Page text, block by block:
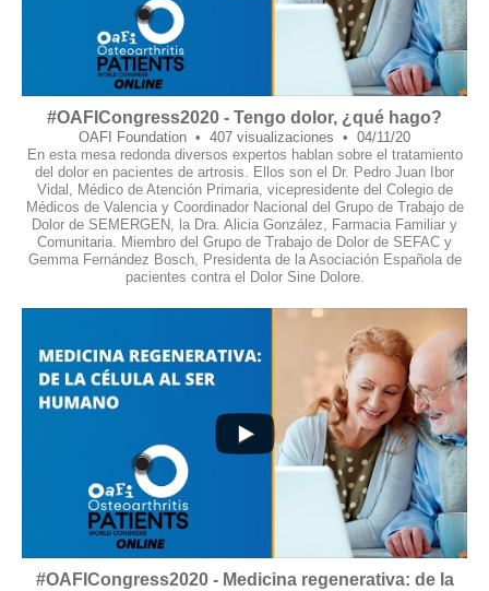
#OAFICongress2020 - Tengo dolor, ¿qué hago?
OAFI Foundation 407 visualizaciones
04/11/20
En esta mesa redonda diversos expertos hablan sobre el tratamiento
del dolor en pacientes de artrosis. Ellos son el Dr. Pedro Juan Ibor
Vidal, Médico de Atención Primaria, vicepresidente del Colegio de
Médicos de Valencia y Coordinador Nacional del Grupo de Trabajo de
Dolor de SEMERGEN, la Dra. Alicia González, Farmacia Familiar y
Comunitaria. Miembro del Grupo de Trabajo de Dolor de SEFAC y
Gemma Fernández Bosch, Presidenta de la Asociación Española de
pacientes contra el Dolor Sine Dolore.
#OAFICongress2020 - Medicina regenerativa: de la